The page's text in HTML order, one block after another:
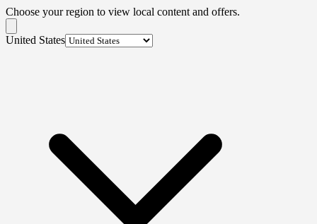
Choose your region to view local content and offers.
United States